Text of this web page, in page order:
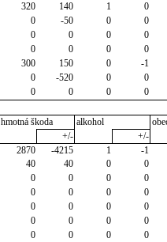
320 140 1 0
0 -50 0 0
0 0 0 0
0 0 0 0
300 150 0 -1
0 -520 0 0
0 0 0 0
hmotná škoda alkohol
+/- +/-
2870 -4215 1 -1
40 40 0 0
0 0 0 0
0 0 0 0
0 0 0 0
0 0 0 0
0 0 0 0